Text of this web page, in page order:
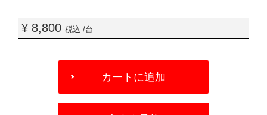
¥ 8,800 税込 /台
OPTIONS
カートに追加